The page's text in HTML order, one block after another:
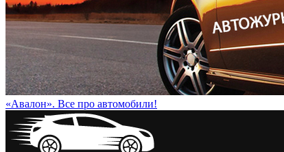
«Авалон». Все про автомобили!